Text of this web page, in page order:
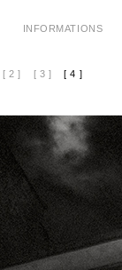
INFORMATIONS
[ 2 ] [ 3 ] [ 4 ]